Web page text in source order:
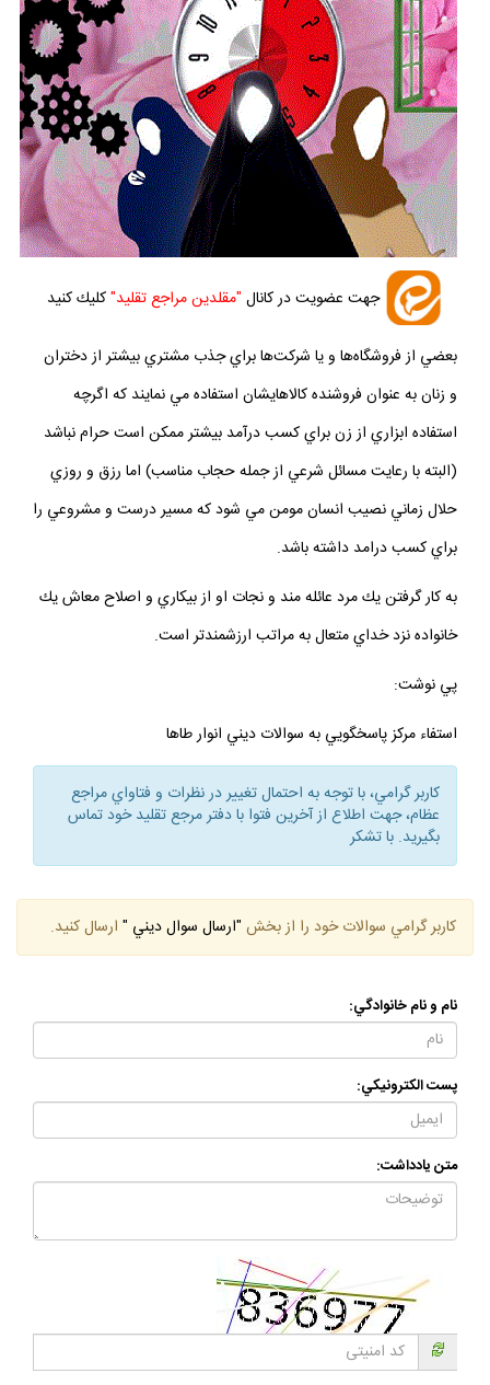
جهت عضويت در كانال "مقلدين مراجع تقليد"كليك كنيد
بعضي از فروشگاه­‌ها و يا شركت­‌ها براي جذب مشتري بيشتر از دختران
و زنان به عنوان فروشنده كالاهايشان استفاده مي نمايند كه اگرچه
استفاده ابزاري از زن براي كسب درآمد بيشتر ممكن است حرام نباشد
(البته با رعايت مسائل شرعي از جمله حجاب مناسب) اما رزق و روزي
حلال زماني نصيب انسان مومن مي شود كه مسير درست و مشروعي را
براي كسب درامد داشته باشد.
به كار گرفتن يك مرد عائله مند و نجات او از بيكاري و اصلاح معاش يك
خانواده نزد خداي متعال به مراتب ارزشمندتر است.
پي نوشت:
استفاء مركز پاسخگويي به سوالات ديني انوار طاها
كاربر گرامي، با توجه به احتمال تغيير در نظرات و فتاواي مراجع
عظام، جهت اطلاع از آخرين فتوا با دفتر مرجع تقليد خود تماس
بگيريد. با تشكر
كاربر گرامي سوالات خود را از بخش "ارسال سوال ديني " ارسال كنيد.
نام و نام خانوادگي:
پست الكترونيكي:
متن يادداشت: